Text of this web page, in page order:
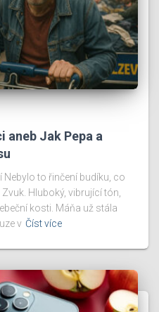
aneb Jak Pepa a
Nebylo to řinčení budíku, co
Hluboký, vibrující tón,
kosti. Máňa už stála
v Číst více